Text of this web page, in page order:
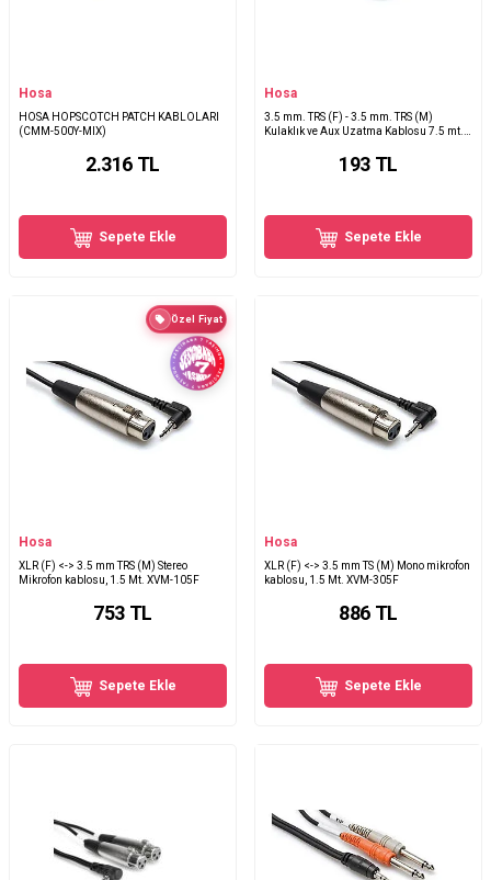
Hosa
HOSA HOPSCOTCH PATCH KABLOLARI
(CMM-500Y-MIX)
2.316 TL
Sepete Ekle
Hosa
3.5 mm. TRS (F) - 3.5 mm. TRS (M)
Kulaklık ve Aux Uzatma Kablosu 7.5 mt.
193 TL
Sepete Ekle
Özel Fiyat
Hosa
XLR (F) <-> 3.5 mm TRS (M) Stereo
Mikrofon kablosu, 1.5 Mt. XVM-105F
753 TL
Sepete Ekle
Hosa
XLR (F) <-> 3.5 mm TS (M) Mono mikrofon
kablosu, 1.5 Mt. XVM-305F
886 TL
Sepete Ekle